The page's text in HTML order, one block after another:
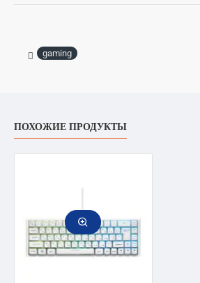
gaming
ПОХОЖИЕ ПРОДУКТЫ